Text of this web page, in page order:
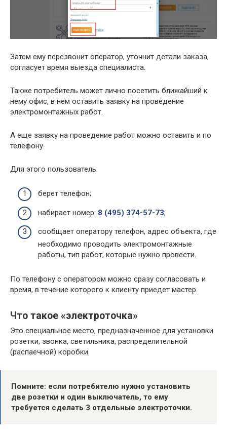
Затем ему перезвонит оператор, уточнит детали заказа,
согласует время выезда специалиста.
Также потребитель может лично посетить ближайший к
нему офис, в нем оставить заявку на проведение
электромонтажных работ.
А еще заявку на проведение работ можно оставить и по
телефону.
Для этого пользователь:
берет телефон;
набирает номер: 8 (495) 374-57-73;
сообщает оператору телефон, адрес объекта, где
необходимо проводить электромонтажные
работы, тип работ, которые нужно провести.
По телефону с оператором можно сразу согласовать и
время, в течение которого к клиенту приедет мастер.
Что такое «электроточка»
Это специальное место, предназначенное для установки
розетки, звонка, светильника, распределительной
(распаечной) коробки.
Помните: если потребителю нужно установить
две розетки и один выключатель, то ему
требуется сделать 3 отдельные электроточки.